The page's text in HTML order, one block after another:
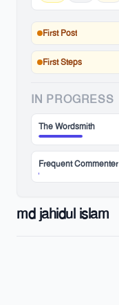
First Post
First Steps
IN PROGRESS
The Wordsmith
Frequent Commenter
md jahidul islam